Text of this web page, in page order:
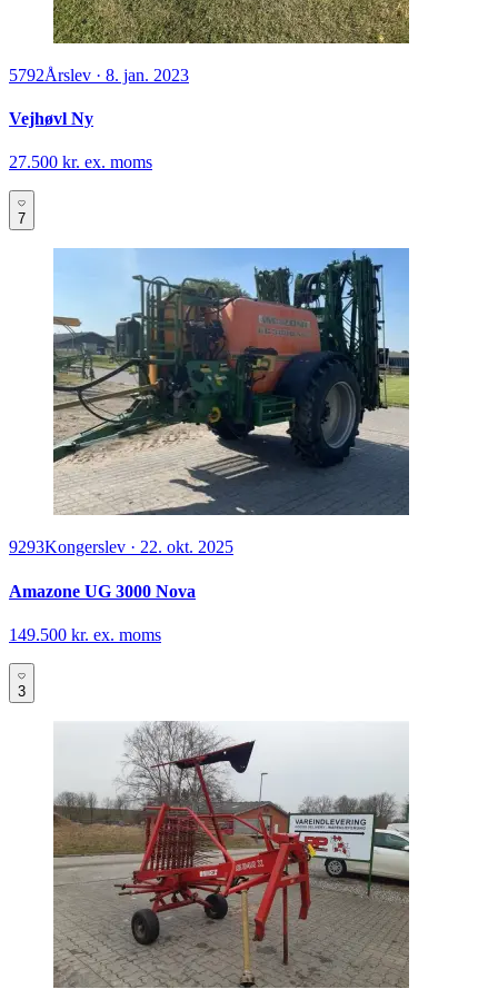
5792Årslev · 8. jan. 2023
Vejhøvl Ny
27.500 kr. ex. moms
7
9293Kongerslev · 22. okt. 2025
Amazone UG 3000 Nova
149.500 kr. ex. moms
3